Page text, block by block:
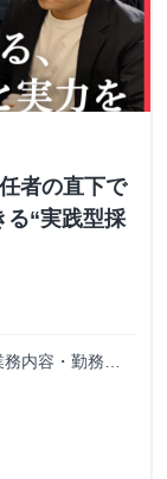
者の直下で
る“実践型採
内容・勤務状